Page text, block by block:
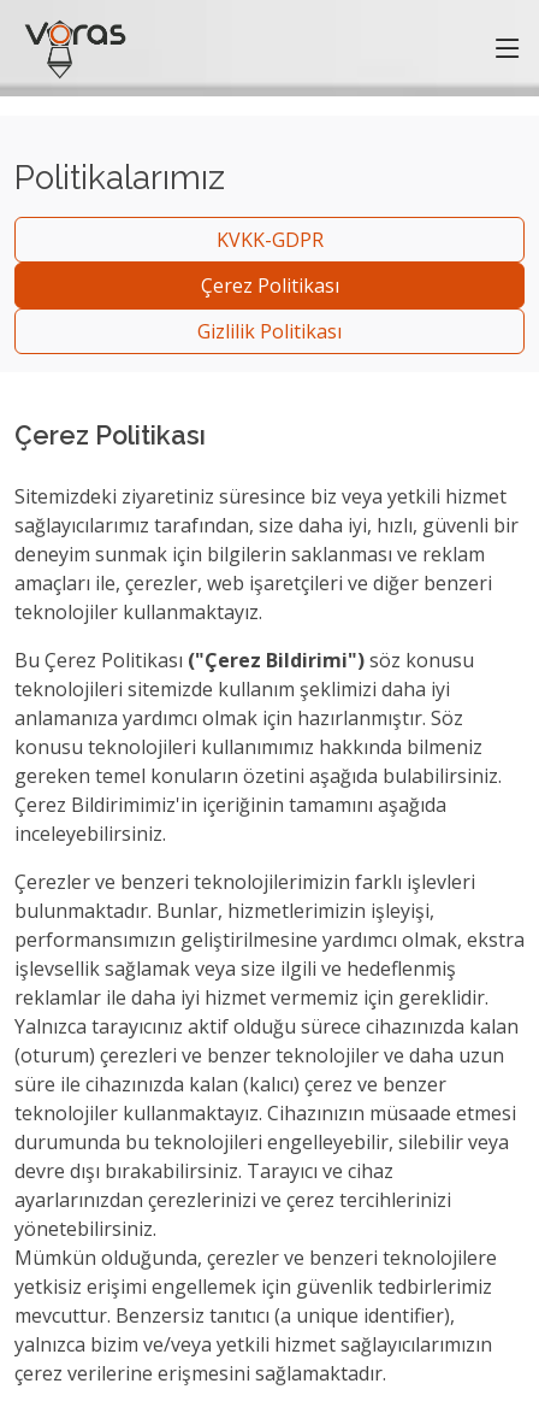
https://vorasarge.com/tr/ozelmakineimalati
Politikalarımız
KVKK-GDPR
Çerez Politikası
Gizlilik Politikası
Çerez Politikası
Sitemizdeki ziyaretiniz süresince biz veya yetkili hizmet
sağlayıcılarımız tarafından, size daha iyi, hızlı, güvenli bir
deneyim sunmak için bilgilerin saklanması ve reklam
amaçları ile, çerezler, web işaretçileri ve diğer benzeri
teknolojiler kullanmaktayız.
Bu Çerez Politikası ("Çerez Bildirimi")söz konusu
teknolojileri sitemizde kullanım şeklimizi daha iyi
anlamanıza yardımcı olmak için hazırlanmıştır. Söz
konusu teknolojileri kullanımımız hakkında bilmeniz
gereken temel konuların özetini aşağıda bulabilirsiniz.
Çerez Bildirimimiz'in içeriğinin tamamını aşağıda
inceleyebilirsiniz.
Çerezler ve benzeri teknolojilerimizin farklı işlevleri
bulunmaktadır. Bunlar, hizmetlerimizin işleyişi,
performansımızın geliştirilmesine yardımcı olmak, ekstra
işlevsellik sağlamak veya size ilgili ve hedeflenmiş
reklamlar ile daha iyi hizmet vermemiz için gereklidir.
Yalnızca tarayıcınız aktif olduğu sürece cihazınızda kalan
(oturum) çerezleri ve benzer teknolojiler ve daha uzun
süre ile cihazınızda kalan (kalıcı) çerez ve benzer
teknolojiler kullanmaktayız. Cihazınızın müsaade etmesi
durumunda bu teknolojileri engelleyebilir, silebilir veya
devre dışı bırakabilirsiniz. Tarayıcı ve cihaz
ayarlarınızdan çerezlerinizi ve çerez tercihlerinizi
yönetebilirsiniz.
Mümkün olduğunda, çerezler ve benzeri teknolojilere
yetkisiz erişimi engellemek için güvenlik tedbirlerimiz
mevcuttur. Benzersiz tanıtıcı (a unique identifier),
yalnızca bizim ve/veya yetkili hizmet sağlayıcılarımızın
çerez verilerine erişmesini sağlamaktadır.